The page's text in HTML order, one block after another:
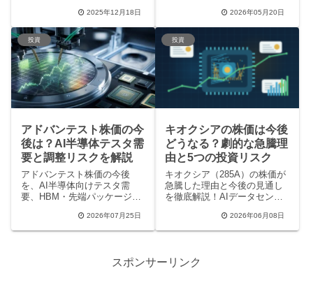
の背景、海外事業の安定性、
累進配当など、長期投資のプ
ロが分析する今後の見通し
と、SNSでの「仕込みチャン
ス」論の真偽を検証します。
2025年12月18日
本命株や関連企業の強みをプ
ロの視点でまとめました。投
資の判断材料となる政府方針
や万博での実証実験、メリッ
ト・デメリットも網羅。再生
可能エネルギー市場の未来が
わかります。
2026年05月20日
投資
アドバンテスト株価の今
後は？AI半導体テスタ需
要と調整リスクを解説
アドバンテスト株価の今後
を、AI半導体向けテスタ需
要、HBM・先端パッケージ、
るべきポイントから解説しま
す。
2026年07月25日
投資
キオクシアの株価は今後
どうなる？劇的な急騰理
由と5つの投資リスク
キオクシア（285A）の株価が
急騰した理由と今後の見通し
を徹底解説！AIデータセンタ
よる目標株価、短期的な下落
要因、投資家の口コミ、押さ
すくまとめました。今後の買
2026年06月08日
スポンサーリンク